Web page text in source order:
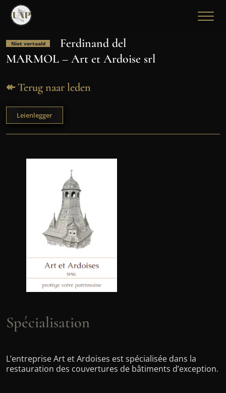
Niet vertaald
Ferdinand del
MARMOL – Art et Ardoise srl
↞ Terug naar leden
Leienlegger
Spécialisation
L’entreprise Art et Ardoises est spécialisée dans la
restauration des couvertures de bâtiments d’exception.